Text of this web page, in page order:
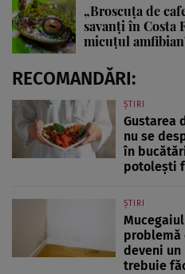
„Broscuța de
savanți în Costa
micuțul
RECOMANDĂRI:
ȘTIRI
Gustarea
nu se
în
potolești
ȘTIRI
problemă
deveni
trebuie